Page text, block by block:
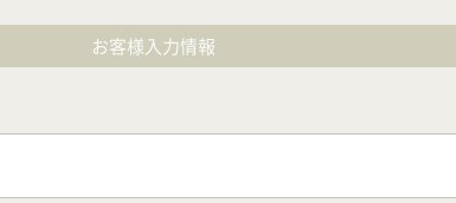
お客様入力情報